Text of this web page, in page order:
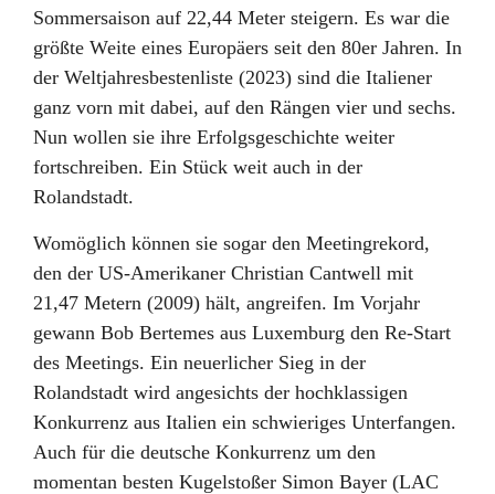
Sommersaison auf 22,44 Meter steigern. Es war die
größte Weite eines Europäers seit den 80er Jahren. In
der Weltjahresbestenliste (2023) sind die Italiener
ganz vorn mit dabei, auf den Rängen vier und sechs.
Nun wollen sie ihre Erfolgsgeschichte weiter
fortschreiben. Ein Stück weit auch in der
Rolandstadt.
Womöglich können sie sogar den Meetingrekord,
den der US-Amerikaner Christian Cantwell mit
21,47 Metern (2009) hält, angreifen. Im Vorjahr
gewann Bob Bertemes aus Luxemburg den Re-Start
des Meetings. Ein neuerlicher Sieg in der
Rolandstadt wird angesichts der hochklassigen
Konkurrenz aus Italien ein schwieriges Unterfangen.
Auch für die deutsche Konkurrenz um den
momentan besten Kugelstoßer Simon Bayer (LAC